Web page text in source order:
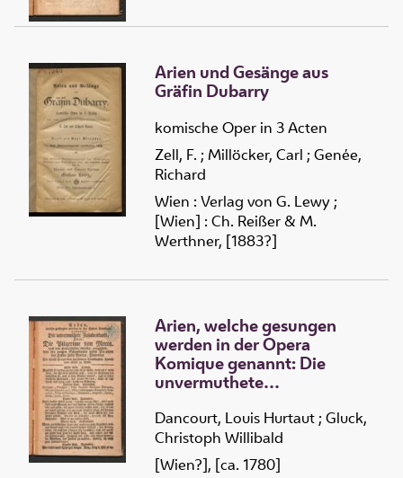
Arien und Gesänge aus
Gräfin Dubarry
komische Oper in 3 Acten
Zell, F. ; Millöcker, Carl ; Genée,
Richard
Wien : Verlag von G. Lewy ;
[Wien] : Ch. Reißer & M.
Werthner, [1883?]
Arien, welche gesungen
werden in der Opera
Komique genannt: Die
unvermuthete
Pilgerime von Mecca
Dancourt, Louis Hurtaut ; Gluck,
Christoph Willibald
[Wien?], [ca. 1780]